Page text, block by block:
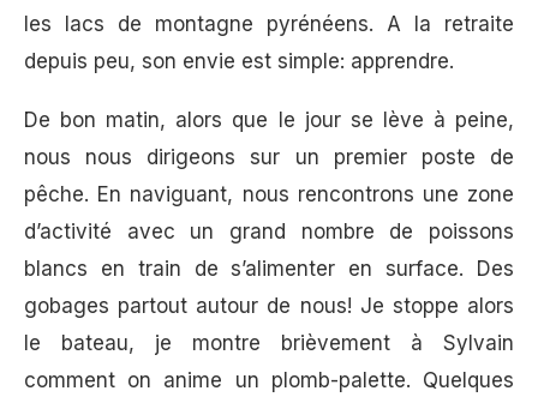
les lacs de montagne pyrénéens. A la retraite
depuis peu, son envie est simple: apprendre.
De bon matin, alors que le jour se lève à peine,
nous nous dirigeons sur un premier poste de
pêche. En naviguant, nous rencontrons une zone
d’activité avec un grand nombre de poissons
blancs en train de s’alimenter en surface. Des
gobages partout autour de nous! Je stoppe alors
le bateau, je montre brièvement à Sylvain
comment on anime un plomb-palette. Quelques